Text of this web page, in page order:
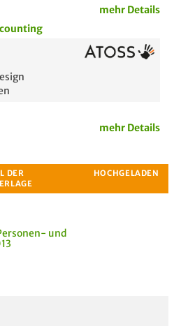
mehr Details
mehr Details
und